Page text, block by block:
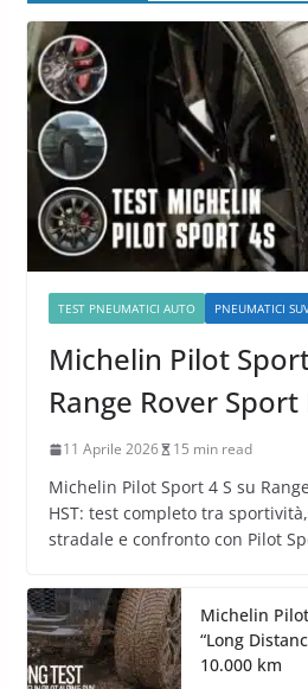
TEST PNEUMATICI AUTO PNEUMATICI
Michelin Pilot
Range Rover Sport
11 Aprile 2026 15 min read
Michelin Pilot Sport 4 S su
HST: test completo tra
stradale e confronto con Pilot
Michelin
“Long
10.000 km